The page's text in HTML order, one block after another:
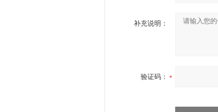
补充说明：
验证码：